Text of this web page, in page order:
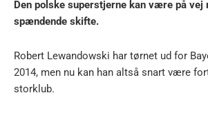
Den polske superstjerne kan være på
spændende skifte.
Robert Lewandowski har tørnet ud for
2014, men nu kan han altså snart være
storklub.